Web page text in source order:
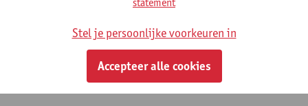
Groenenborgerlaan 171
2020 Antwerpen, BEL
Stel je persoonlijke voorkeuren in
Accepteer alle cookies